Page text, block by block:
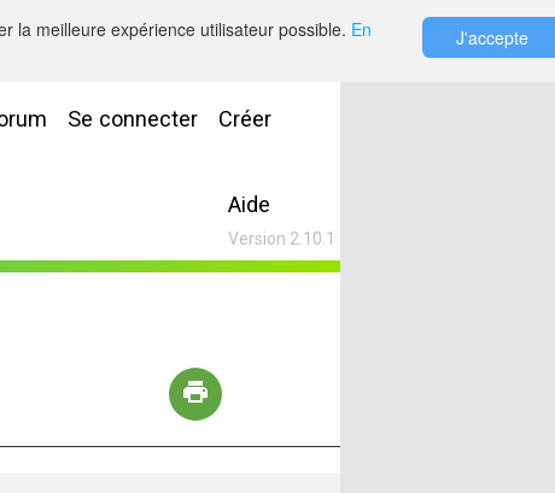
Se connecter Créer
Aide
Version 2.10.1
la meilleure expérience utilisateur possible. En
J'accepte